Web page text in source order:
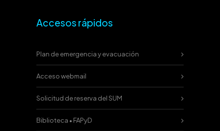
Accesos rápidos
Plan de emergencia y evacuación
Acceso webmail
Solicitud de reserva del SUM
Biblioteca • FAPyD